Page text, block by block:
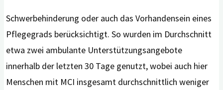
Schwerbehinderung oder auch das Vorhandensein eines
Pflegegrads berücksichtigt. So wurden im Durchschnitt
etwa zwei ambulante Unterstützungsangebote
innerhalb der letzten 30 Tage genutzt, wobei auch hier
Menschen mit MCI insgesamt durchschnittlich weniger